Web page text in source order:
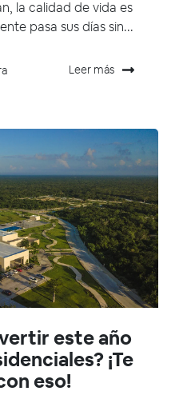
la calidad de vida es
pasa sus días sin...
Leer más
este año
¡Te
eso!